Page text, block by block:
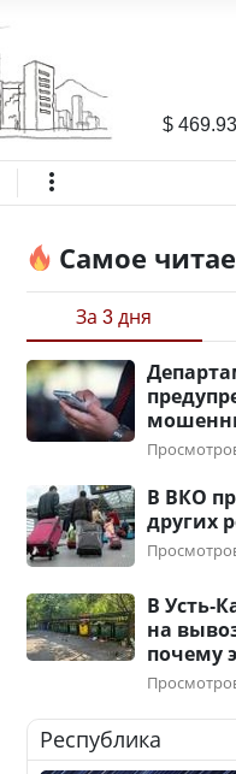
$469.93
Самое
За 3 дня
В ВКО
других
В Усть-
на
почему
Республика